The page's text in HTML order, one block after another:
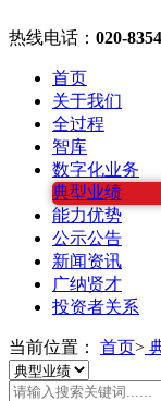
热线电话： 020-
首页
关于我们
全过程
智库
数字化业务
典型业绩
能力优势
公示公告
新闻资讯
广纳贤才
投资者关系
当前位置： 首页>